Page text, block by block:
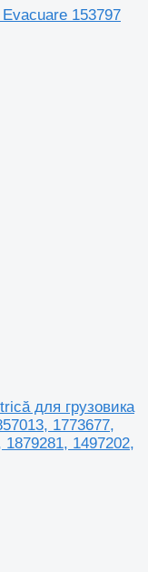
153797
для грузовика
1773677,
1879281, 1497202,